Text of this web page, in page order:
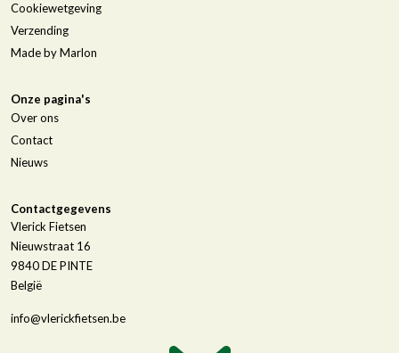
Cookiewetgeving
Verzending
Made by Marlon
Onze pagina's
Over ons
Contact
Nieuws
Contactgegevens
Vlerick Fietsen
Nieuwstraat 16
9840DE PINTE
België
info@vlerickfietsen.be